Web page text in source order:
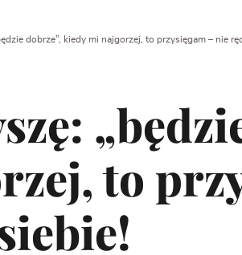
dobrze”, kiedy mi najgorzej, to przysięgam – nie
to